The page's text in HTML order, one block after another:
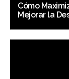
Cómo
Mejorar la